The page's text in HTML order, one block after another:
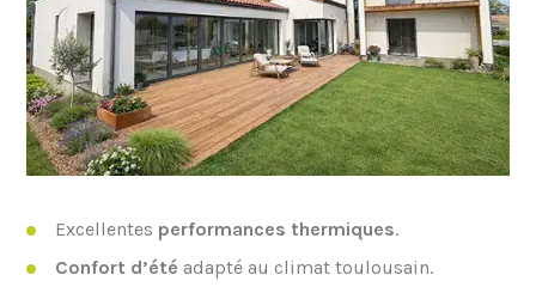
Excellentes performances thermiques.
Confort d’été adapté au climat toulousain.